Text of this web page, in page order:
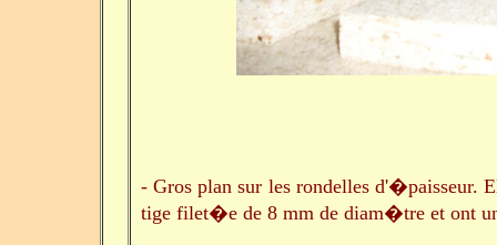
- Gros plan sur les rondelles d'�paisseur.
tige filet�e de 8 mm de diam�tre et ont